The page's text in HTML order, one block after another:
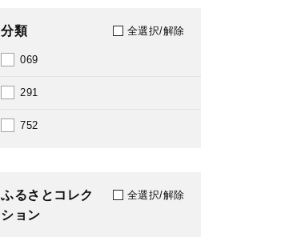
2011
分類 全選択/解除
069
291
752
ふるさとコレク
ション
全選択/解除